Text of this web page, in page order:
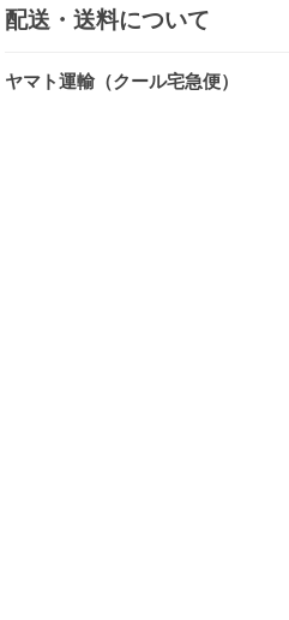
配送・送料について
ヤマト運輸（クール宅急便）